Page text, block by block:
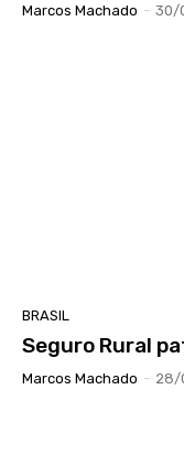
Marcos Machado - 30/
BRASIL
Seguro Rural
Marcos Machado - 28/